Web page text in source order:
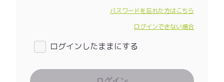
パスワードを忘れた方はこちら
ログインできない場合
ログインしたままにする